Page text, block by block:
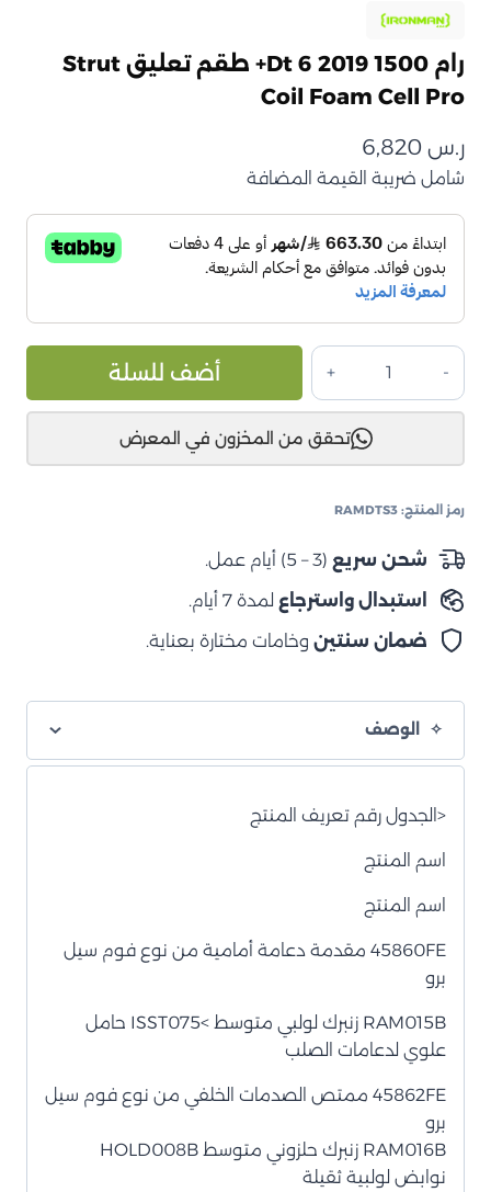
رام 1500 Dt 6 2019+ طقم تعليق Strut
Coil Foam Cell Pro
ر.س
شامل ضريبة القيمة المضافة
كمية
رام
1500
6
طقم
تعليق
Coil
Foam
أضف للسلة
تحقق من المخزون في المعرض
رمز المنتج: RAMDTS3
شحن سريع (3 – 5) أيام عمل.
استبدال واسترجاع لمدة 7 أيام.
ضمان سنتين وخامات مختارة بعناية.
الوصف
<الجدول رقم تعريف المنتج
اسم المنتج
اسم المنتج
45860FE مقدمة دعامة أمامية من نوع فوم سيل
برو
RAM015B زنبرك لولبي متوسط >ISST075 حامل
علوي لدعامات الصلب
45862FE ممتص الصدمات الخلفي من نوع فوم سيل
برو
RAM016B زنبرك حلزوني متوسط HOLD008B
نوابض لولبية ثقيلة